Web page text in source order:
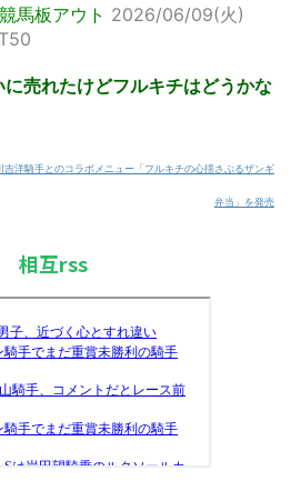
馬板アウト 2026/06/09(火)
売れたけどフルキチはどうかな
洋騎手とのコラボメニュー「フルキチの心揺さぶるザンギ
弁当」を発売
相互rss